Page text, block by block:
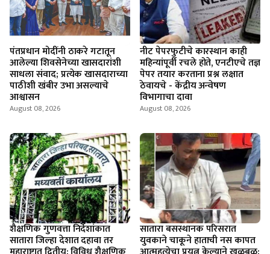
पंतप्रधान मोदींनी ठाकरे गटातून
आलेल्या शिवसेनेच्या खासदारांशी
साधला संवाद; प्रत्येक खासदाराच्या
पाठीशी खंबीर उभा असल्याचे
आश्वासन
August 08, 2026
नीट पेपरफुटीचे कारस्थान काही
महिन्यांपूर्वी रचले होते, एनटीएचे तज्ञ
पेपर तयार करताना प्रश्न लक्षात
ठेवायचे - केंद्रीय अन्वेषण
विभागाचा दावा
August 08, 2026
शैक्षणिक गुणवत्ता निर्देशांकात
सातारा जिल्हा देशात दहावा तर
सातारा बसस्थानक परिसरात
युवकाने चाकूने हाताची नस कापत